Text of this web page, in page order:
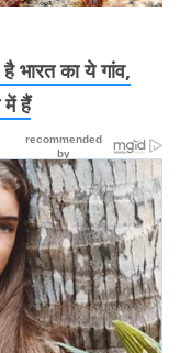
का ये गांव,
में हैं